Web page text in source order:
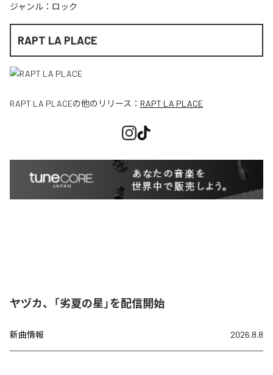
ジャンル： ロック
RAPT LA PLACE
RAPT LA PLACEの他のリリース： RAPT LA PLACE
ヤヅカ、「劣夏の星」を配信開始
新曲情報 2026.8.8